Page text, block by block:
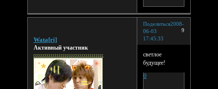
Поделиться
9
2008-
06-03
17:45:33
Wata[ri]
Активный участник
светлое
будущее!
0